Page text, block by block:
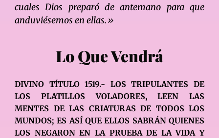
cuales Dios preparó de antemano para que
anduviésemos en ellas.»
Lo Que Vendrá
DIVINO TÍTULO 1519.- LOS TRIPULANTES DE
LOS PLATILLOS VOLADORES, LEEN LAS
MENTES DE LAS CRIATURAS DE TODOS LOS
MUNDOS; ES ASÍ QUE ELLOS SABRÁN QUIENES
LOS NEGARON EN LA PRUEBA DE LA VIDA Y